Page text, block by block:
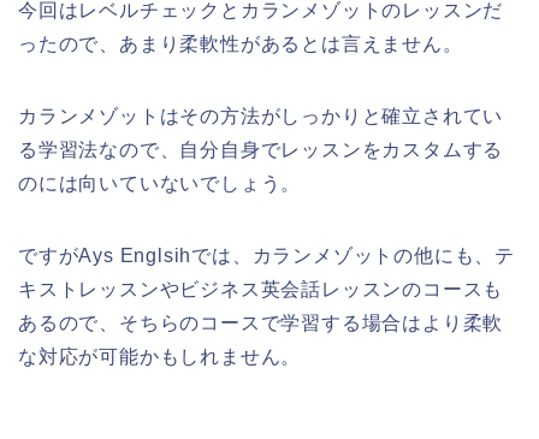
今回はレベルチェックとカランメゾットのレッスンだ
ったので、あまり柔軟性があるとは言えません。
カランメゾットはその方法がしっかりと確立されてい
る学習法なので、自分自身でレッスンをカスタムする
のには向いていないでしょう。
ですがAys Englsihでは、カランメゾットの他にも、テ
キストレッスンやビジネス英会話レッスンのコースも
あるので、そちらのコースで学習する場合はより柔軟
な対応が可能かもしれません。